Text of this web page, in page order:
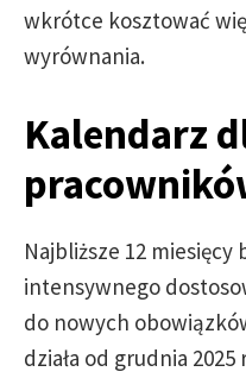
wkrótce kosztować
wyrównania.
Kalendarz
Najbliższe 12 miesięcy
intensywnego
do nowych
działa od grudnia